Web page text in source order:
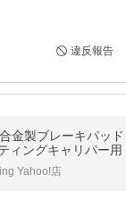
違反報告
金製ブレーキパッ
グキャリパー用 4POT 1PIN
し 2本セット
Yahoo!店